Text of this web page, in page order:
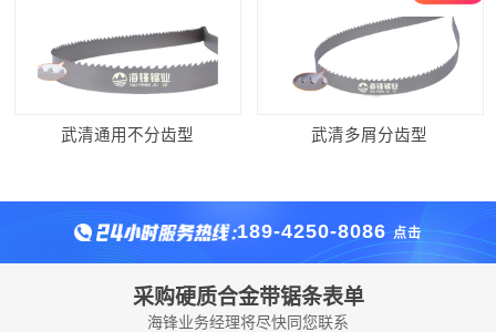
武清通用不分齿型 武清多屑分齿型
189-4250-8086点击
采购硬质合金带锯条表单
海锋业务经理将尽快同您联系